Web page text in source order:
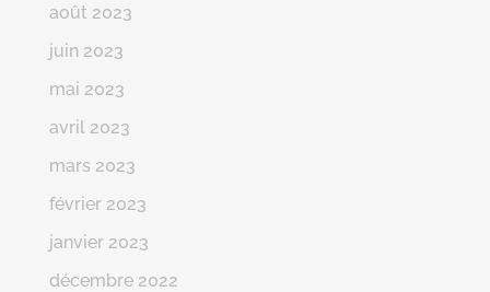
août 2023
juin 2023
mai 2023
avril 2023
mars 2023
février 2023
janvier 2023
décembre 2022